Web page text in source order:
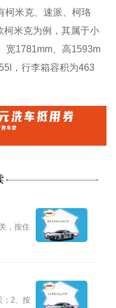
柯米克、速派、柯珞
柯米克为例，其属于小
宽1781mm、高1593m
，行李箱容积为463
，按住
；2、按